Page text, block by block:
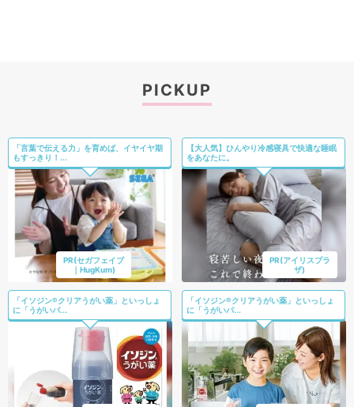
PICKUP
「言葉で伝える力」を育めば、イヤイヤ期
もすっきり！...
PR(セガフェイブ
｜HugKum)
【大人気】ひんやり冷感寝具で快適な睡眠
をあなたに。
PR(アイリスプラ
ザ)
「イソジン®クリアうがい薬」といっしょ
に「うがいパ...
「イソジン®クリアうがい薬」といっしょ
に「うがいパ...